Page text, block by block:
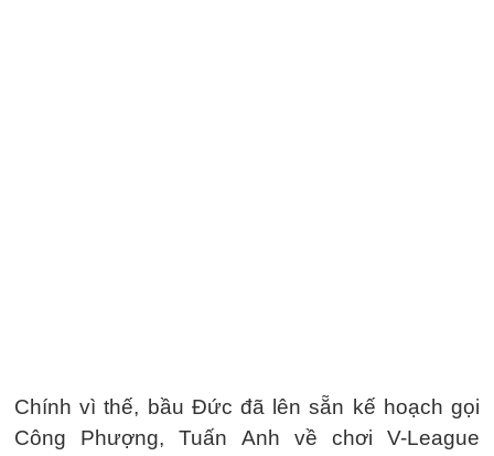
Chính vì thế, bầu Đức đã lên sẵn kế hoạch gọi
Công Phượng, Tuấn Anh về chơi V-League